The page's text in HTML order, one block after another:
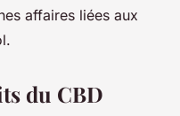
affaires liées aux
du CBD